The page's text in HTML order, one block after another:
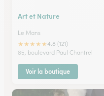
Art et Nature
Le Mans
★★★★★4.8 (121)
85, boulevard Paul Chantrel
Voir la boutique